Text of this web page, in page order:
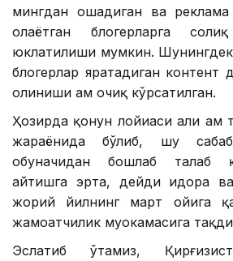
мингдан ошадиган ва
олаётган блогерларга
юклатилиши мумкин.
блогерлар яратадиган контент
олиниши ҳам очиқ кўрсатилган.
Ҳозирда қонун лойиҳаси ҳали
жараёнида бўлиб, шу
обуначидан бошлаб талаб
айтишга эрта, дейди идора
жорий йилнинг март ойига
жамоатчилик муҳокамасига
Эслатиб ўтамиз,